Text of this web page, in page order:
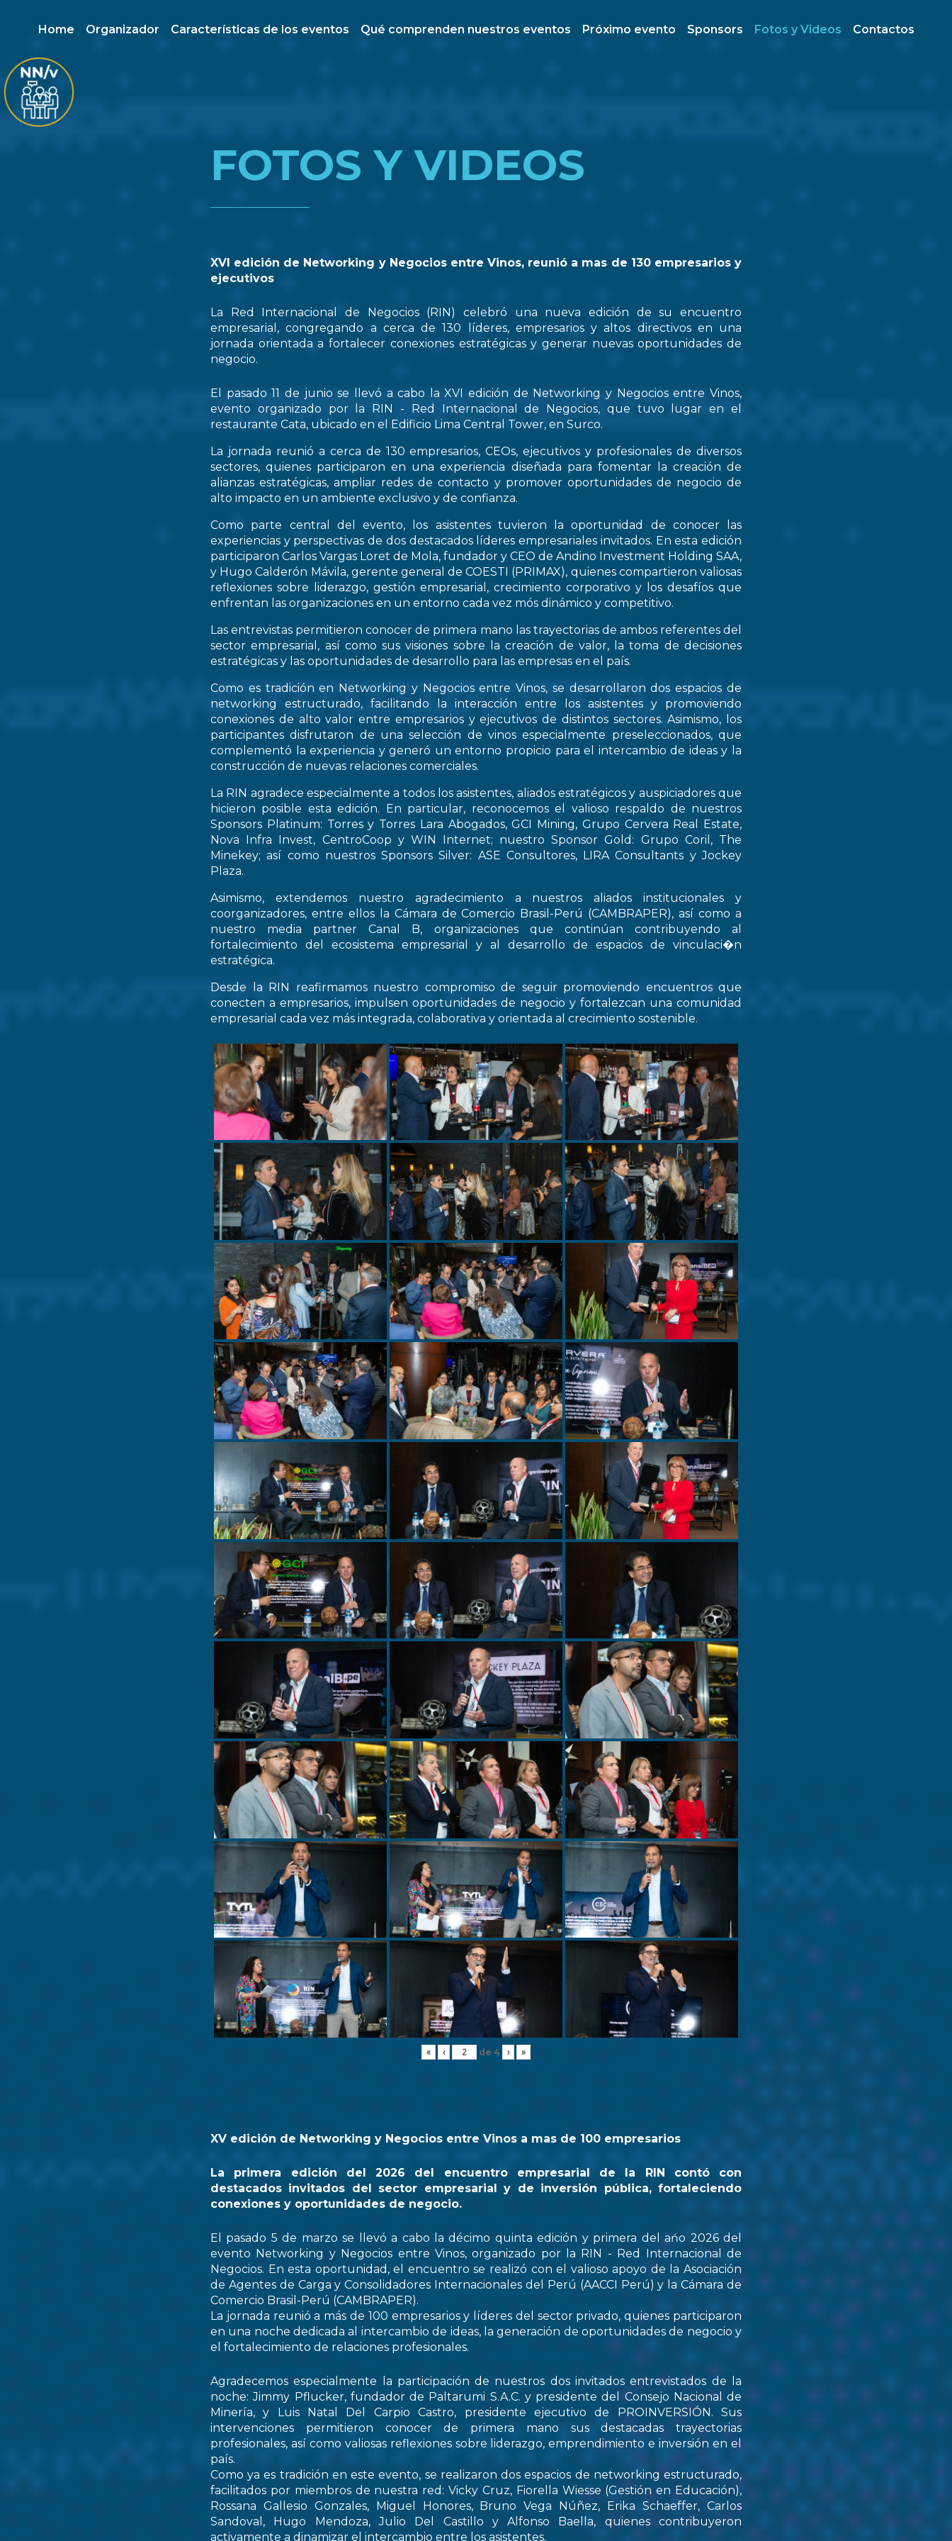
Home Organizador Características de los eventos Qué comprenden nuestros eventos Próximo evento Sponsors Fotos y Videos Contactos
FOTOS Y VIDEOS
XVI edición de Networking y Negocios entre Vinos, reunió a mas de 130 empresarios y
ejecutivos
La Red Internacional de Negocios (RIN) celebró una nueva edición de su encuentro
empresarial, congregando a cerca de 130 líderes, empresarios y altos directivos en una
jornada orientada a fortalecer conexiones estratégicas y generar nuevas oportunidades de
negocio.
El pasado 11 de junio se llevó a cabo la XVI edición de Networking y Negocios entre Vinos,
evento organizado por la RIN - Red Internacional de Negocios, que tuvo lugar en el
restaurante Cata, ubicado en el Edificio Lima Central Tower, en Surco.
La jornada reunió a cerca de 130 empresarios, CEOs, ejecutivos y profesionales de diversos
sectores, quienes participaron en una experiencia diseñada para fomentar la creación de
alianzas estratégicas, ampliar redes de contacto y promover oportunidades de negocio de
alto impacto en un ambiente exclusivo y de confianza.
Como parte central del evento, los asistentes tuvieron la oportunidad de conocer las
experiencias y perspectivas de dos destacados líderes empresariales invitados. En esta edición
participaron Carlos Vargas Loret de Mola, fundador y CEO de Andino Investment Holding SAA,
y Hugo Calderón Mávila, gerente general de COESTI (PRIMAX), quienes compartieron valiosas
reflexiones sobre liderazgo, gestión empresarial, crecimiento corporativo y los desafíos que
enfrentan las organizaciones en un entorno cada vez mós dinámico y competitivo.
Las entrevistas permitieron conocer de primera mano las trayectorias de ambos referentes del
sector empresarial, así como sus visiones sobre la creación de valor, la toma de decisiones
estratégicas y las oportunidades de desarrollo para las empresas en el país.
Como es tradición en Networking y Negocios entre Vinos, se desarrollaron dos espacios de
networking estructurado, facilitando la interacción entre los asistentes y promoviendo
conexiones de alto valor entre empresarios y ejecutivos de distintos sectores. Asimismo, los
participantes disfrutaron de una selección de vinos especialmente preseleccionados, que
complementó la experiencia y generó un entorno propicio para el intercambio de ideas y la
construcción de nuevas relaciones comerciales.
La RIN agradece especialmente a todos los asistentes, aliados estratégicos y auspiciadores que
hicieron posible esta edición. En particular, reconocemos el valioso respaldo de nuestros
Sponsors Platinum: Torres y Torres Lara Abogados, GCI Mining, Grupo Cervera Real Estate,
Nova Infra Invest, CentroCoop y WIN Internet; nuestro Sponsor Gold: Grupo Coril, The
Minekey; así como nuestros Sponsors Silver: ASE Consultores, LIRA Consultants y Jockey
Plaza.
Asimismo, extendemos nuestro agradecimiento a nuestros aliados institucionales y
coorganizadores, entre ellos la Cámara de Comercio Brasil-Perú (CAMBRAPER), así como a
nuestro media partner Canal B, organizaciones que continúan contribuyendo al
fortalecimiento del ecosistema empresarial y al desarrollo de espacios de vinculaci�n
estratégica.
Desde la RIN reafirmamos nuestro compromiso de seguir promoviendo encuentros que
conecten a empresarios, impulsen oportunidades de negocio y fortalezcan una comunidad
empresarial cada vez más integrada, colaborativa y orientada al crecimiento sostenible.
« ‹ de 4 › »
XV edición de Networking y Negocios entre Vinos a mas de 100 empresarios
La primera edición del 2026 del encuentro empresarial de la RIN contó con
destacados invitados del sector empresarial y de inversión pública, fortaleciendo
conexiones y oportunidades de negocio.
El pasado 5 de marzo se llevó a cabo la décimo quinta edición y primera del ańo 2026 del
evento Networking y Negocios entre Vinos, organizado por la RIN - Red Internacional de
Negocios. En esta oportunidad, el encuentro se realizó con el valioso apoyo de la Asociación
de Agentes de Carga y Consolidadores Internacionales del Perú (AACCI Perú) y la Cámara de
Comercio Brasil-Perú (CAMBRAPER).
La jornada reunió a más de 100 empresarios y líderes del sector privado, quienes participaron
en una noche dedicada al intercambio de ideas, la generación de oportunidades de negocio y
el fortalecimiento de relaciones profesionales.
Agradecemos especialmente la participación de nuestros dos invitados entrevistados de la
noche: Jimmy Pflucker, fundador de Paltarumi S.A.C. y presidente del Consejo Nacional de
Minería, y Luis Natal Del Carpio Castro, presidente ejecutivo de PROINVERSIÓN. Sus
intervenciones permitieron conocer de primera mano sus destacadas trayectorias
profesionales, así como valiosas reflexiones sobre liderazgo, emprendimiento e inversión en el
país.
Como ya es tradición en este evento, se realizaron dos espacios de networking estructurado,
facilitados por miembros de nuestra red: Vicky Cruz, Fiorella Wiesse (Gestión en Educación),
Rossana Gallesio Gonzales, Miguel Honores, Bruno Vega Núñez, Erika Schaeffer, Carlos
Sandoval, Hugo Mendoza, Julio Del Castillo y Alfonso Baella, quienes contribuyeron
activamente a dinamizar el intercambio entre los asistentes.